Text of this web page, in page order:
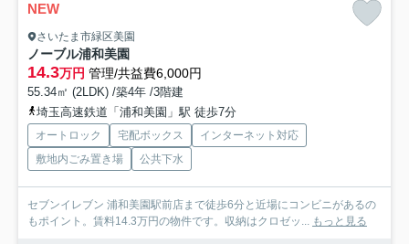
NEW
さいたま市緑区美園
ノーブル浦和美園
14.3万円 管理/共益費6,000円
55.34㎡ (2LDK) /築4年 /3階建
埼玉高速鉄道「浦和美園」駅 徒歩7分
オートロック 宅配ボックス
インターネット対応
敷地内ごみ置き場
公共下水
セブンイレブン 浦和美園駅前店まで徒歩6分と近場にコンビニがあるの
もポイント。賃料14.3万円の物件です。収納はクロゼッ... もっと見る